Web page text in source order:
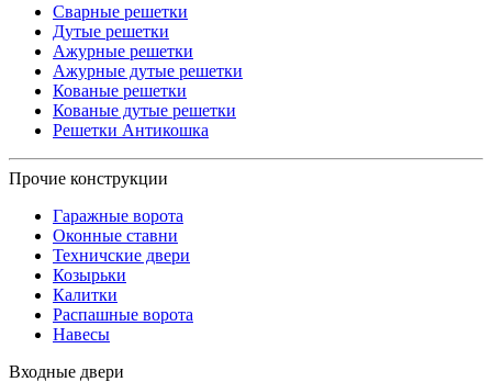
Сварные решетки
Дутые решетки
Ажурные решетки
Ажурные дутые решетки
Кованые решетки
Кованые дутые решетки
Решетки Антикошка
Прочие конструкции
Гаражные ворота
Оконные ставни
Техничские двери
Козырьки
Калитки
Распашные ворота
Навесы
Входные двери